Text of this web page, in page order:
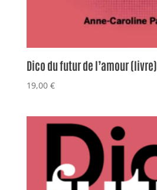
Dico du futur de l’amour (livre)
19,00 €